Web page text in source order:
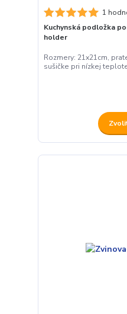
1
Kuchynská podložka
holder
Rozmery: 21x21cm,
sušičke pri nízkej